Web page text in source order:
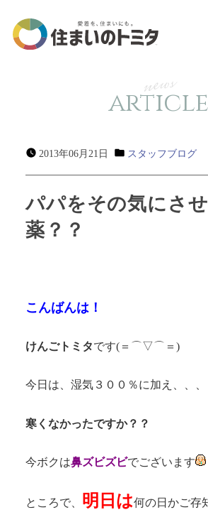
news
article
2013年06月21日 スタッフブログ
パパをその気にさ
薬？？
こんばんは！
けんごトミタです(＝⌒▽⌒＝)
今日は、湿気３００％に加え、、、
寒くなかったですか？？
今ボクは鼻ズビズビでございます
ところで、 明日は何の日かご存